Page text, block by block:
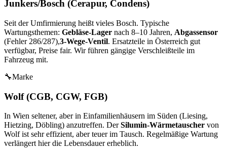
Junkers/Bosch (Cerapur, Condens)
Seit der Umfirmierung heißt vieles Bosch. Typische
Wartungsthemen: Gebläse-Lager nach 8–10 Jahren, Abgassensor
(Fehler 286/287),3-Wege-Ventil. Ersatzteile in Österreich gut
verfügbar, Preise fair. Wir führen gängige Verschleißteile im
Fahrzeug mit.
🔧Marke
Wolf (CGB, CGW, FGB)
In Wien seltener, aber in Einfamilienhäusern im Süden (Liesing,
Hietzing, Döbling) anzutreffen. DerSilumin-Wärmetauscher von
Wolf ist sehr effizient, aber teuer im Tausch. Regelmäßige Wartung
verlängert hier die Lebensdauer erheblich.